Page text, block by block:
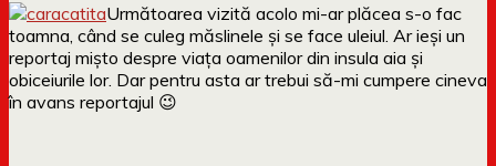
Următoarea vizită acolo mi-ar plăcea s-o fac
toamna, când se culeg măslinele și se face uleiul. Ar ieși un
reportaj mișto despre viața oamenilor din insula aia și
obiceiurile lor. Dar pentru asta ar trebui să-mi cumpere cineva
în avans reportajul 😉